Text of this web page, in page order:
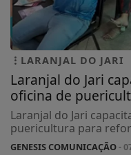
LARANJAL DO JARI
Laranjal do Jari
oficina de
Laranjal do Jari
puericultura para
GENESIS COMUNICAÇÃO-